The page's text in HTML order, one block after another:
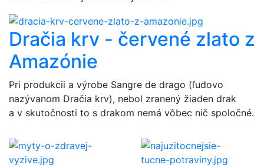
Dračia krv - červené zlato z
Amazónie
Pri produkcii a výrobe Sangre de drago (ľudovo
nazývanom Dračia krv), nebol zranený žiaden drak
a v skutočnosti to s drakom nemá vôbec nič spoločné.